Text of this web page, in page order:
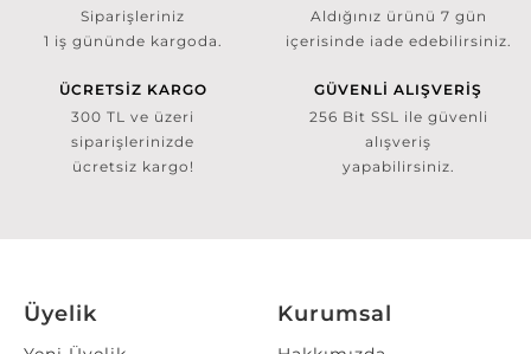
Siparişleriniz
1 iş gününde kargoda.
Aldığınız ürünü 7 gün
içerisinde iade edebilirsiniz.
ÜCRETSİZ KARGO
300 TL ve üzeri
siparişlerinizde
ücretsiz kargo!
GÜVENLİ ALIŞVERİŞ
256 Bit SSL ile güvenli
alışveriş
yapabilirsiniz.
Üyelik Kurumsal